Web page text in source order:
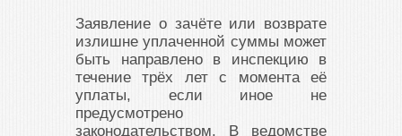
Заявление о зачёте или возврате
излишне уплаченной суммы может
быть направлено в инспекцию в
течение трёх лет с момента её
уплаты, если иное не
предусмотрено
законодательством. В ведомстве